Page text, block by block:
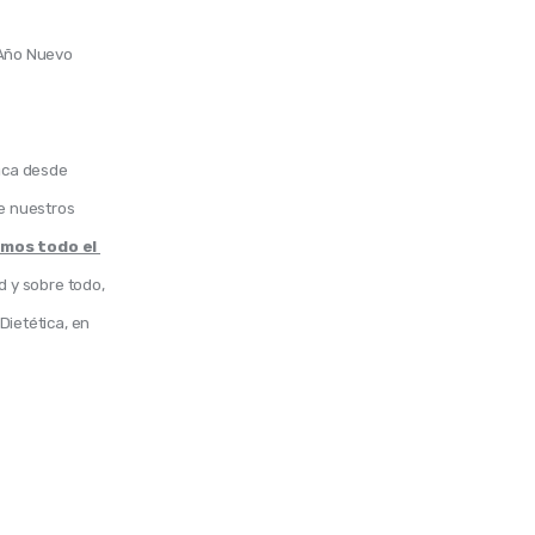
Nuevo
desde
nuestros
todo el
y sobre todo,
en